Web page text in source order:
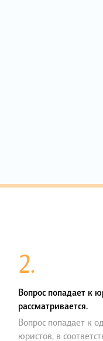
2.
Вопрос попадает к
рассматривается.
Вопрос попадает к
юристов, в